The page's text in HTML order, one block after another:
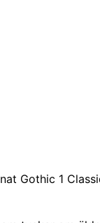
Gothic 1